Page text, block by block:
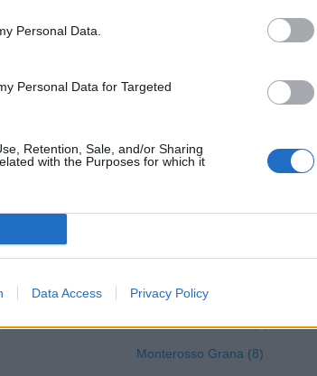
Personal Data.
Personal Data for Targeted
Retention, Sale, and/or Sharing
with the Purposes for which it
Data Access Privacy Policy
della provincia di Cuneo
Montà (73)
Montanera (14)
Montelupo Albese (7)
Monterosso Grana (8)